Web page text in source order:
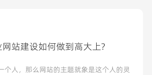
网站建设如何做到高大上?
个人，那么网站的主题就象是这个人的灵